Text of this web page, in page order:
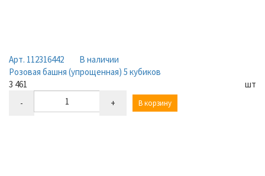
Арт. 112316442
В наличии
Розовая башня (упрощенная) 5 кубиков
3 461
шт
-
+ В корзину